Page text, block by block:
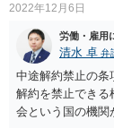
2022年12月6日
労働・雇用
清水 卓 弁
中途解約禁止の条
解約を禁止できる
会という国の機関